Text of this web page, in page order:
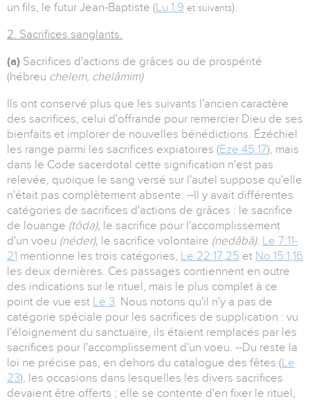
un fils, le futur Jean-Baptiste (Lu 1:9 et suivants).
2. Sacrifices sanglants.
(a) Sacrifices d'actions de grâces ou de prospérité
(hébreu chelem, chelâmim)
Ils ont conservé plus que les suivants l'ancien caractère
des sacrifices, celui d'offrande pour remercier Dieu de ses
bienfaits et implorer de nouvelles bénédictions. Ézéchiel
les range parmi les sacrifices expiatoires (Eze 45:17), mais
dans le Code sacerdotal cette signification n'est pas
relevée, quoique le sang versé sur l'autel suppose qu'elle
n'était pas complètement absente. --Il y avait différentes
catégories de sacrifices d'actions de grâces : le sacrifice
de louange (tôda), le sacrifice pour l'accomplissement
d'un voeu (néder), le sacrifice volontaire (nedâbâ). Le 7:11-
21 mentionne les trois catégories, Le 22:17,25 et No 15:1,16
les deux dernières. Ces passages contiennent en outre
des indications sur le rituel, mais le plus complet à ce
point de vue est Le 3. Nous notons qu'il n'y a pas de
catégorie spéciale pour les sacrifices de supplication : vu
l'éloignement du sanctuaire, ils étaient remplacés par les
sacrifices pour l'accomplissement d'un voeu. --Du reste la
loi ne précise pas, en dehors du catalogue des fêtes (Le
23), les occasions dans lesquelles les divers sacrifices
devaient être offerts ; elle se contente d'en fixer le rituel,